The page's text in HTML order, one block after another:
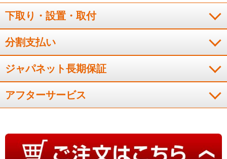
下取り・設置・取付
分割支払い
ジャパネット長期保証
アフターサービス